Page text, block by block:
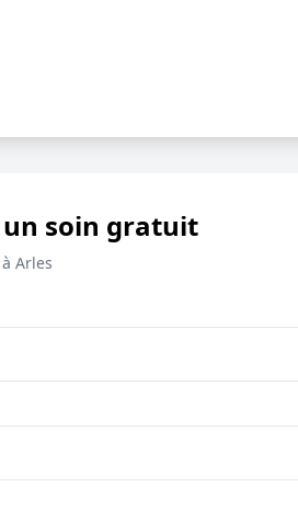
un soin gratuit
à Arles